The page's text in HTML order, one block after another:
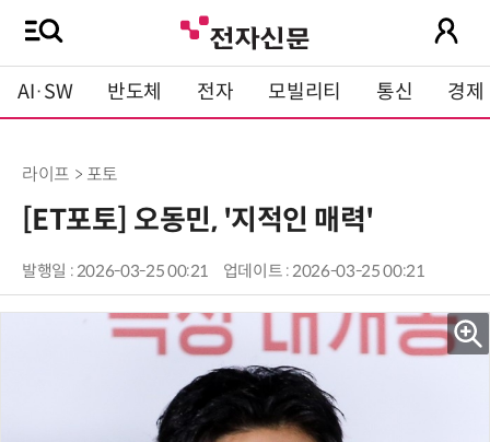
AI·SW 반도체 전자 모빌리티 통신 경제
라이프 > 포토
[ET포토] 오동민, '지적인 매력'
발행일 : 2026-03-25 00:21 업데이트 : 2026-03-25 00:21